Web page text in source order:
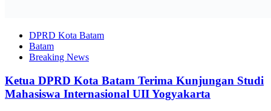
DPRD Kota Batam
Batam
Breaking News
Ketua DPRD Kota Batam Terima Kunjungan Studi
Mahasiswa Internasional UII Yogyakarta